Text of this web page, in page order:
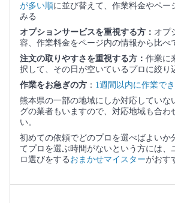
が多い順に並び替えて、作業料金やペー
みる
オプションサービスを重視する方： オプ
容、作業料金をページ内の情報から比べ
注文の取りやすさを重視する方： 作業に
択して、その日が空いているプロに絞り
作業をお急ぎの方 ： 1週間以内に作業で
熊本県の一部の地域にしか対応していな
グの業者もいますので、対応地域も合わ
い。
初めての依頼でどのプロを選べばよいか
てプロを選ぶ時間がないという方には、
ロ選びをする おまかせマイスターがおす